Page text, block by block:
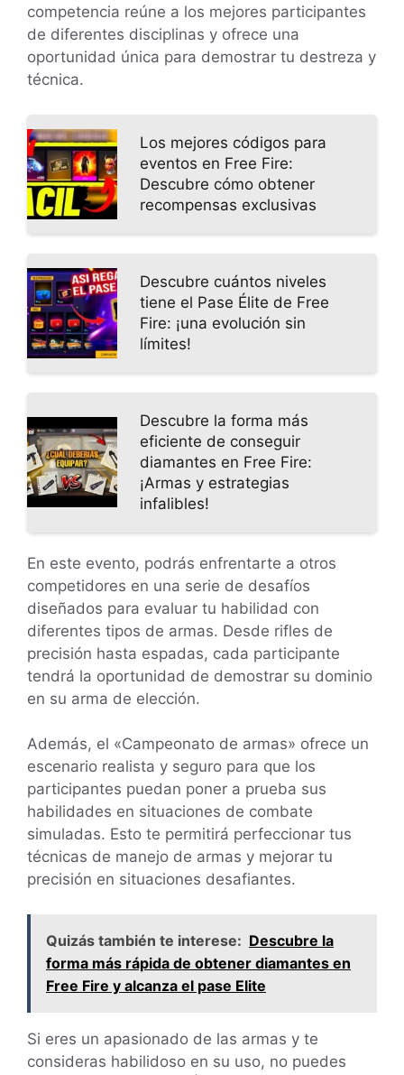
competencia reúne a los mejores participantes
de diferentes disciplinas y ofrece una
oportunidad única para demostrar tu destreza y
técnica.
Los mejores códigos para
eventos en Free Fire:
Descubre cómo obtener
recompensas exclusivas
Descubre cuántos niveles
tiene el Pase Élite de Free
Fire: ¡una evolución sin
límites!
Descubre la forma más
eficiente de conseguir
diamantes en Free Fire:
¡Armas y estrategias
infalibles!
En este evento, podrás enfrentarte a otros
competidores en una serie de desafíos
diseñados para evaluar tu habilidad con
diferentes tipos de armas. Desde rifles de
precisión hasta espadas, cada participante
tendrá la oportunidad de demostrar su dominio
en su arma de elección.
Además, el «Campeonato de armas» ofrece un
escenario realista y seguro para que los
participantes puedan poner a prueba sus
habilidades en situaciones de combate
simuladas. Esto te permitirá perfeccionar tus
técnicas de manejo de armas y mejorar tu
precisión en situaciones desafiantes.
Quizás también te interese: Descubre la
forma más rápida de obtener diamantes en
Free Fire y alcanza el pase Elite
Si eres un apasionado de las armas y te
consideras habilidoso en su uso, no puedes